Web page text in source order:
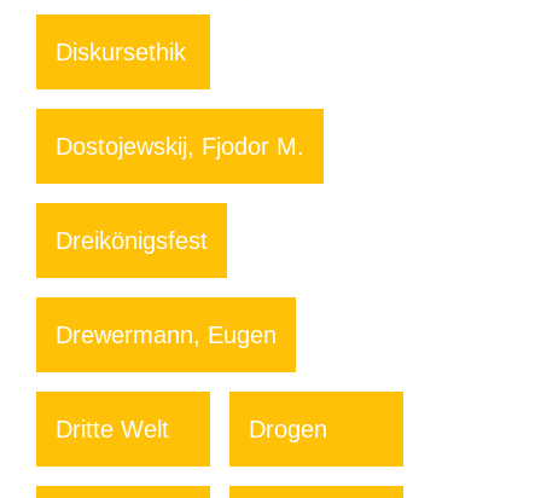
Diskursethik
Dostojewskij, Fjodor M.
Dreikönigsfest
Drewermann, Eugen
Dritte Welt Drogen